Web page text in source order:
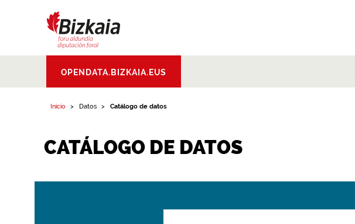
Aldundia.Diputacion
Foral de Bizkaia
OPENDATA.BIZKAIA.EUS
Inicio Datos Catálogo de datos
CATÁLOGO DE DATOS